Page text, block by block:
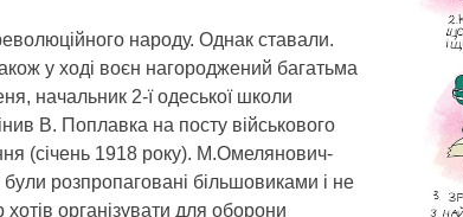
народу. Однак ставали.
у ході воєн нагороджений багатьма
начальник 2-ї одеської школи
В. Поплавка на посту військового
(січень 1918 року). М.Омелянович-
розпропаговані більшовиками і не
організувати для оборони